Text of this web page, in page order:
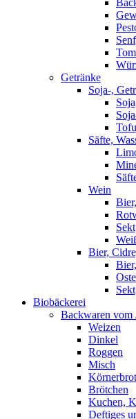
Getränke
Soja-,
Säfte,
Wein
Bier,
Biobäckerei
Backwaren vom
Weizen
Dinkel
Roggen
Misch
Brötchen
Kuchen,
Deftiges